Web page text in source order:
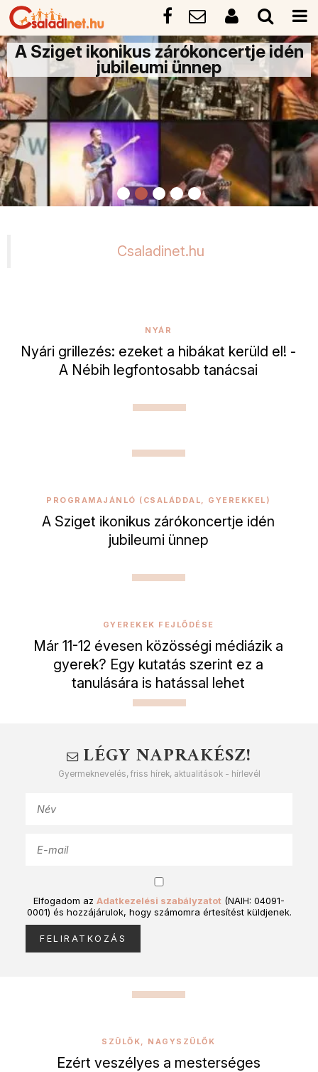
A Sziget ikonikus zárókoncertje idén
jubileumi ünnep
Csaladinet.hu
NYÁR
Nyári grillezés: ezeket a hibákat kerüld el! -
A Nébih legfontosabb tanácsai
PROGRAMAJÁNLÓ (CSALÁDDAL, GYEREKKEL)
A Sziget ikonikus zárókoncertje idén
jubileumi ünnep
GYEREKEK FEJLŐDÉSE
Már 11-12 évesen közösségi médiázik a
gyerek? Egy kutatás szerint ez a
tanulására is hatással lehet
LÉGY NAPRAKÉSZ!
Gyermeknevelés, friss hírek, aktualitások - hírlevél
Elfogadom az Adatkezelési szabályzatot (NAIH: 04091-
0001) és hozzájárulok, hogy számomra értesítést küldjenek.
SZÜLŐK, NAGYSZÜLŐK
Ezért veszélyes a mesterséges